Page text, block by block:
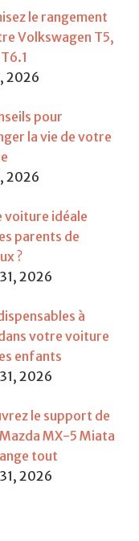
le rangement
Volkswagen T5,
2026
pour
la vie de votre
2026
voiture idéale
parents de
?
2026
à
votre voiture
enfants
2026
le support de
MX-5 Miata
tout
2026